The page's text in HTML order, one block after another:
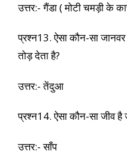
उत्तर:- गैंडा ( मोटी चमड़ी के
प्रश्न13. ऐसा कौन-सा जानवर
तोड़ देता है?
उत्तर:- तेंदुआ
प्रश्न14. ऐसा कौन-सा जीव है
उत्तर:- साँप